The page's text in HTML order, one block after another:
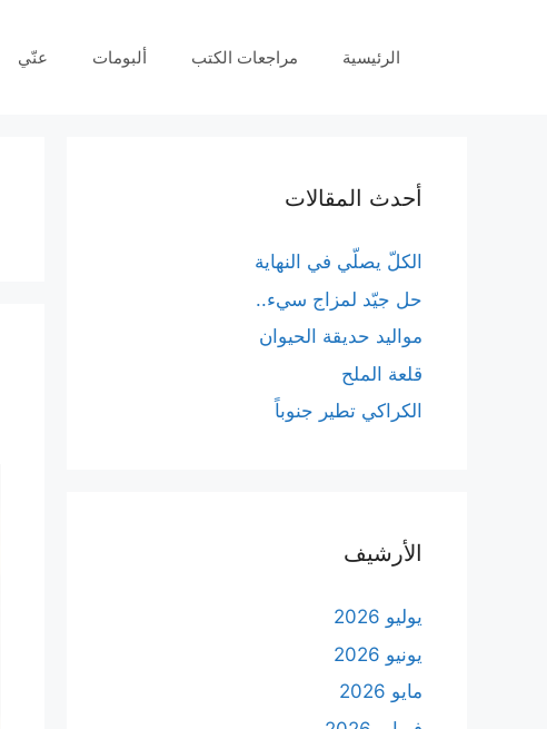
الرئيسية مراجعات الكتب ألبومات عنّي
أحدث المقالات
الكلّ يصلّي في النهاية
حل جيّد لمزاج سيء..
مواليد حديقة الحيوان
قلعة الملح
الكراكي تطير جنوباً
الأرشيف
يوليو 2026
يونيو 2026
مايو 2026